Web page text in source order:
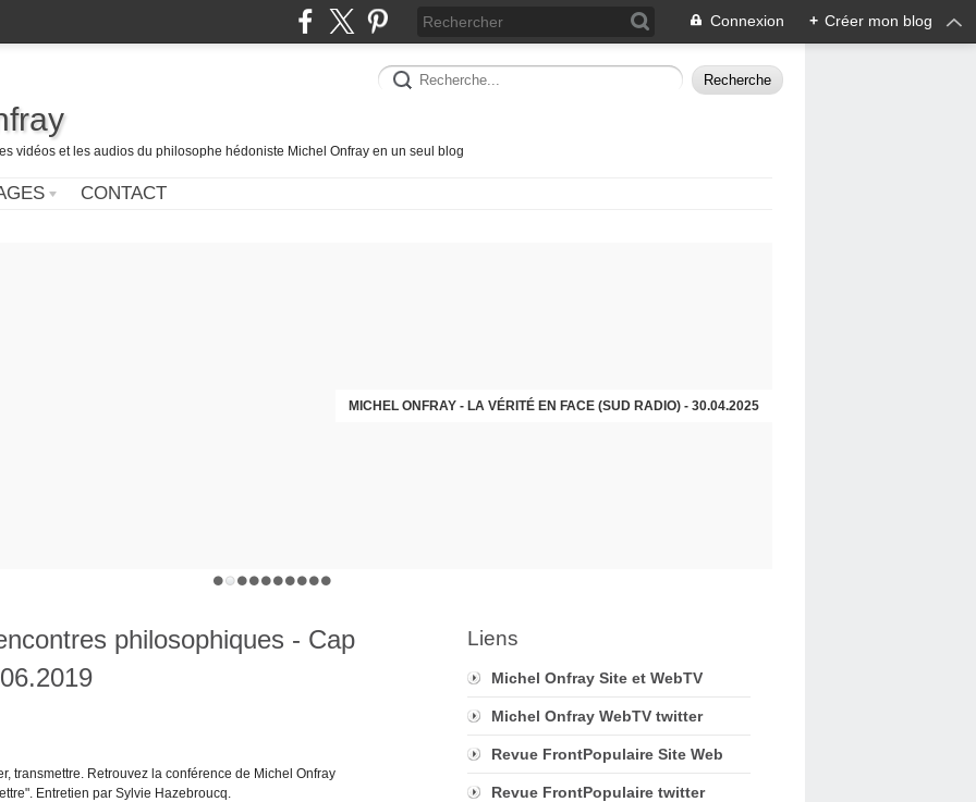
Connexion + Créer mon blog
vidéos et les audios du philosophe hédoniste Michel Onfray en un seul blog
CONTACT
MICHEL ONFRAY - LA VÉRITÉ EN FACE (SUD RADIO) - 30.04.2025
philosophiques - Cap
transmettre. Retrouvez la conférence de Michel Onfray
Entretien par Sylvie Hazebroucq.
Liens
Michel Onfray Site et WebTV
Michel Onfray WebTV twitter
Revue FrontPopulaire Site Web
Revue FrontPopulaire twitter